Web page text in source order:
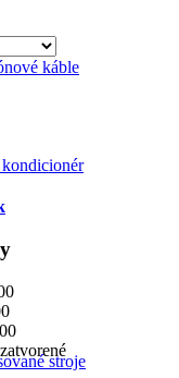
káble
stroje
zatvorené